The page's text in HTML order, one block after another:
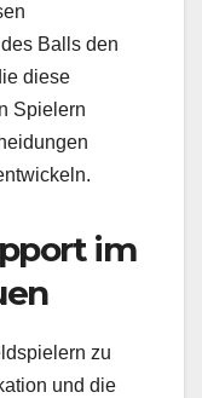
Balls den
diese
Spielern
im
zu
und die